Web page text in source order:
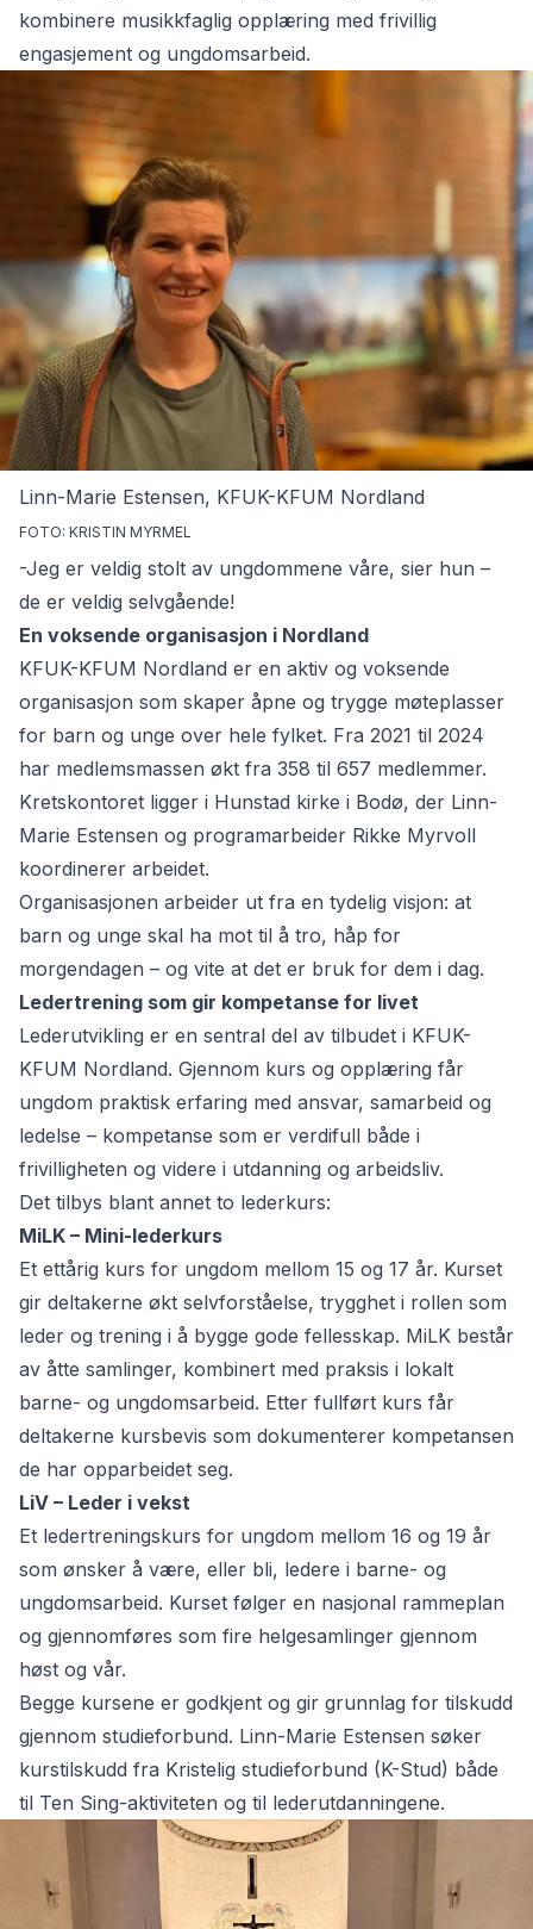
kombinere musikkfaglig opplæring med frivillig
engasjement og ungdomsarbeid.
Linn-Marie Estensen, KFUK-KFUM Nordland
FOTO: KRISTIN MYRMEL
-Jeg er veldig stolt av ungdommene våre, sier hun –
de er veldig selvgående!
En voksende organisasjon i Nordland
KFUK-KFUM Nordland er en aktiv og voksende
organisasjon som skaper åpne og trygge møteplasser
for barn og unge over hele fylket. Fra 2021 til 2024
har medlemsmassen økt fra 358 til 657 medlemmer.
Kretskontoret ligger i Hunstad kirke i Bodø, der Linn-
Marie Estensen og programarbeider Rikke Myrvoll
koordinerer arbeidet.
Organisasjonen arbeider ut fra en tydelig visjon: at
barn og unge skal ha mot til å tro, håp for
morgendagen – og vite at det er bruk for dem i dag.
Ledertrening som gir kompetanse for livet
Lederutvikling er en sentral del av tilbudet i KFUK-
KFUM Nordland. Gjennom kurs og opplæring får
ungdom praktisk erfaring med ansvar, samarbeid og
ledelse – kompetanse som er verdifull både i
frivilligheten og videre i utdanning og arbeidsliv.
Det tilbys blant annet to lederkurs:
MiLK – Mini-lederkurs
Et ettårig kurs for ungdom mellom 15 og 17 år. Kurset
gir deltakerne økt selvforståelse, trygghet i rollen som
leder og trening i å bygge gode fellesskap. MiLK består
av åtte samlinger, kombinert med praksis i lokalt
barne- og ungdomsarbeid. Etter fullført kurs får
deltakerne kursbevis som dokumenterer kompetansen
de har opparbeidet seg.
LiV – Leder i vekst
Et ledertreningskurs for ungdom mellom 16 og 19 år
som ønsker å være, eller bli, ledere i barne- og
ungdomsarbeid. Kurset følger en nasjonal rammeplan
og gjennomføres som fire helgesamlinger gjennom
høst og vår.
Begge kursene er godkjent og gir grunnlag for tilskudd
gjennom studieforbund. Linn-Marie Estensen søker
kurstilskudd fra Kristelig studieforbund (K-Stud) både
til Ten Sing-aktiviteten og til lederutdanningene.